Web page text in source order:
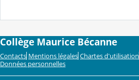
Collège Maurice Bécanne
Contacts Mentions légales Chartes d'utilisation
Données personnelles